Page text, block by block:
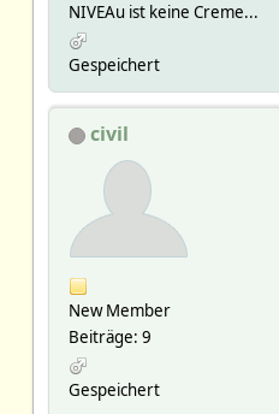
NIVEAu ist keine Creme...
Gespeichert
civil
New Member
Beiträge: 9
Gespeichert